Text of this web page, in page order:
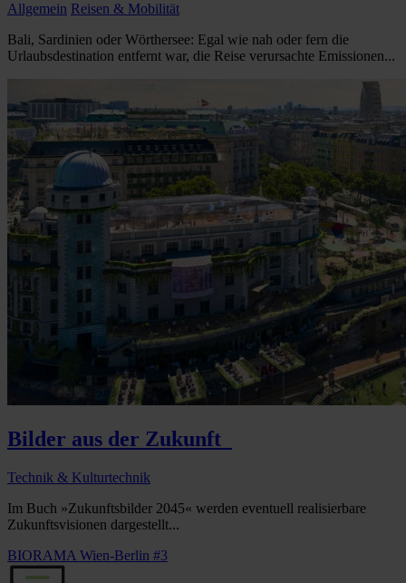
Allgemein Reisen & Mobilität
Bali, Sardinien oder Wörthersee: Egal wie nah oder fern die
Urlaubsdestination entfernt war, die Reise verursachte Emissionen...
Bilder aus der Zukunft
Technik & Kulturtechnik
Im Buch »Zukunftsbilder 2045« werden eventuell realisierbare
Zukunftsvisionen dargestellt...
BIORAMA Wien-Berlin #3